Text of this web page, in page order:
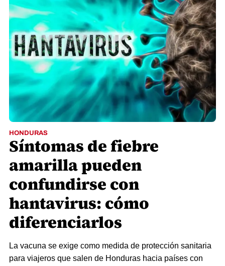
HONDURAS
Síntomas de fiebre
amarilla pueden
confundirse con
hantavirus: cómo
diferenciarlos
La vacuna se exige como medida de protección sanitaria
para viajeros que salen de Honduras hacia países con